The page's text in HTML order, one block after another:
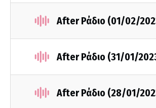
After Ράδιο (01/02/
After Ράδιο (31/01/
After Ράδιο (28/01/